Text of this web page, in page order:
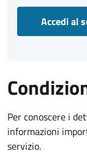
Accedi al
Per conoscere i
informazioni
servizio.